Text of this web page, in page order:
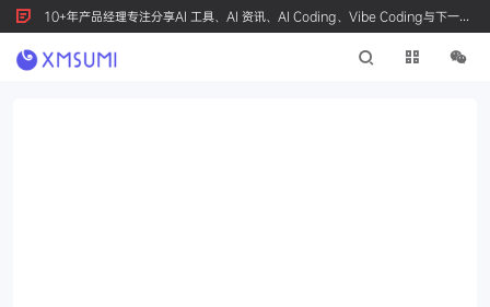
10+年产品经理专注分享AI 工具、AI 资讯、AI Coding、Vibe Coding与下一代
产品创新，按 Ctrl+D 收藏我们